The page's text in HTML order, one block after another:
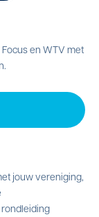
en WTV met
jouw vereniging,
rondleiding